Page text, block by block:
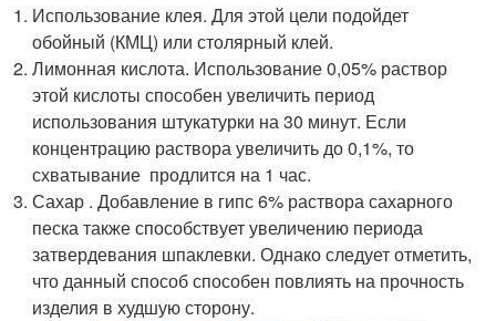
Использование клея. Для этой цели подойдет
обойный (КМЦ) или столярный клей.
Лимонная кислота. Использование 0,05% раствор
этой кислоты способен увеличить период
использования штукатурки на 30 минут. Если
концентрацию раствора увеличить до 0,1%, то
схватывание продлится на 1 час.
Сахар . Добавление в гипс 6% раствора сахарного
песка также способствует увеличению периода
затвердевания шпаклевки. Однако следует отметить,
что данный способ способен повлиять на прочность
изделия в худшую сторону.